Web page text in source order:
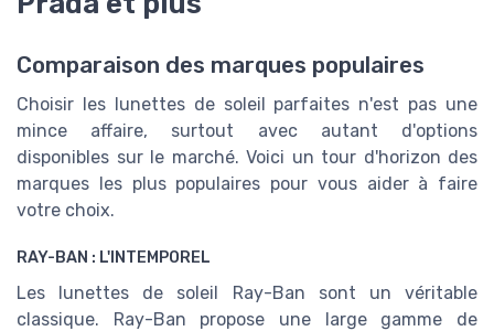
Comparaison des marques populaires
Choisir les lunettes de soleil parfaites n'est pas une
mince affaire, surtout avec autant d'options
disponibles sur le marché. Voici un tour d'horizon des
marques les plus populaires pour vous aider à faire
votre choix.
RAY-BAN : L'INTEMPOREL
Les lunettes de soleil Ray-Ban sont un véritable
classique. Ray-Ban propose une large gamme de